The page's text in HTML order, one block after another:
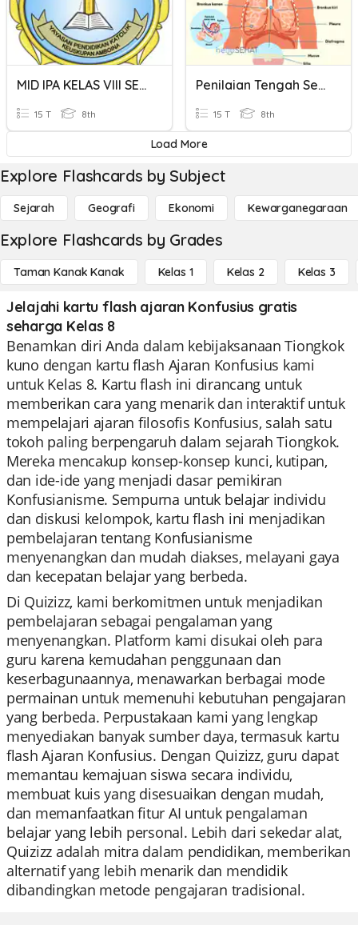
MID IPA KELAS VIII SEM GANJIL TAHUN AJARAN 2023/2024
15 T 8th
Penilaian Tengah Semester (2) Kelas 8 Tahun Ajaran 2020/2021
15 T 8th
Load More
Explore Flashcards by Subject
Sejarah Geografi Ekonomi Kewarganegaraan
Explore Flashcards by Grades
Taman Kanak Kanak Kelas 1 Kelas 2 Kelas 3
Jelajahi kartu flash ajaran Konfusius gratis
seharga Kelas 8
Benamkan diri Anda dalam kebijaksanaan Tiongkok
kuno dengan kartu flash Ajaran Konfusius kami
untuk Kelas 8. Kartu flash ini dirancang untuk
memberikan cara yang menarik dan interaktif untuk
mempelajari ajaran filosofis Konfusius, salah satu
tokoh paling berpengaruh dalam sejarah Tiongkok.
Mereka mencakup konsep-konsep kunci, kutipan,
dan ide-ide yang menjadi dasar pemikiran
Konfusianisme. Sempurna untuk belajar individu
dan diskusi kelompok, kartu flash ini menjadikan
pembelajaran tentang Konfusianisme
menyenangkan dan mudah diakses, melayani gaya
dan kecepatan belajar yang berbeda.
Di Quizizz, kami berkomitmen untuk menjadikan
pembelajaran sebagai pengalaman yang
menyenangkan. Platform kami disukai oleh para
guru karena kemudahan penggunaan dan
keserbagunaannya, menawarkan berbagai mode
permainan untuk memenuhi kebutuhan pengajaran
yang berbeda. Perpustakaan kami yang lengkap
menyediakan banyak sumber daya, termasuk kartu
flash Ajaran Konfusius. Dengan Quizizz, guru dapat
memantau kemajuan siswa secara individu,
membuat kuis yang disesuaikan dengan mudah,
dan memanfaatkan fitur AI untuk pengalaman
belajar yang lebih personal. Lebih dari sekedar alat,
Quizizz adalah mitra dalam pendidikan, memberikan
alternatif yang lebih menarik dan mendidik
dibandingkan metode pengajaran tradisional.